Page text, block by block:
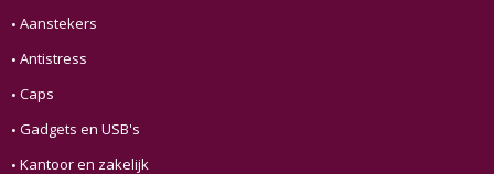
Aanstekers
Antistress
Caps
Gadgets en USB's
Kantoor en zakelijk